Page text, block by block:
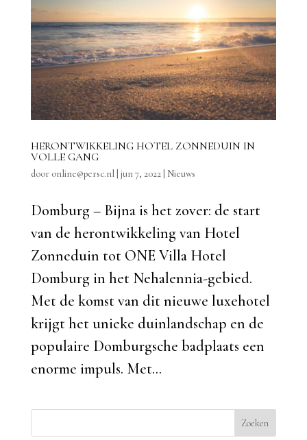
HERONTWIKKELING HOTEL ZONNEDUIN IN
VOLLE GANG
door online@persc.nl| jun 7, 2022| Nieuws
Domburg – Bijna is het zover: de start
van de herontwikkeling van Hotel
Zonneduin tot ONE Villa Hotel
Domburg in het Nehalennia-gebied.
Met de komst van dit nieuwe luxehotel
krijgt het unieke duinlandschap en de
populaire Domburgsche badplaats een
enorme impuls. Met...
Zoeken